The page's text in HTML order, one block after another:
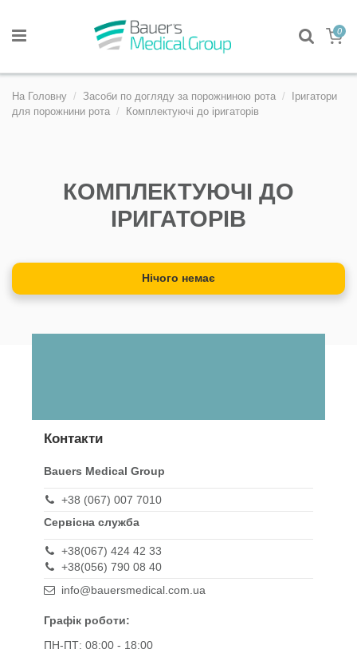
0
На Головну Засоби по догляду за порожниною рота
Іригатори
для порожнини рота
Комплектуючі до іригаторів
КОМПЛЕКТУЮЧІ ДО
ІРИГАТОРІВ
Нічого немає
Контакти
Bauers Medical Group
+38 (067) 007 7010
Сервісна служба
+38(067) 424 42 33
+38(056) 790 08 40
info@bauersmedical.com.ua
Графік роботи:
ПН-ПТ: 08:00 - 18:00